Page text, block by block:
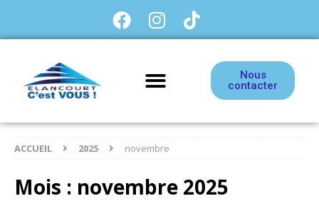
Nous
contacter
ACCUEIL 2025 novembre
Mois : novembre 2025